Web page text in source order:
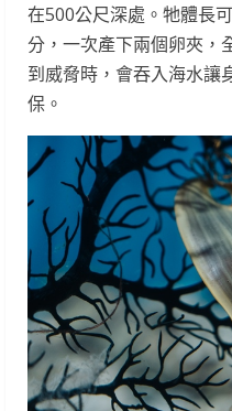
在500公尺深處。牠體長
分，一次產下兩個卵夾，
到威脅時，會吞入海水讓
保。